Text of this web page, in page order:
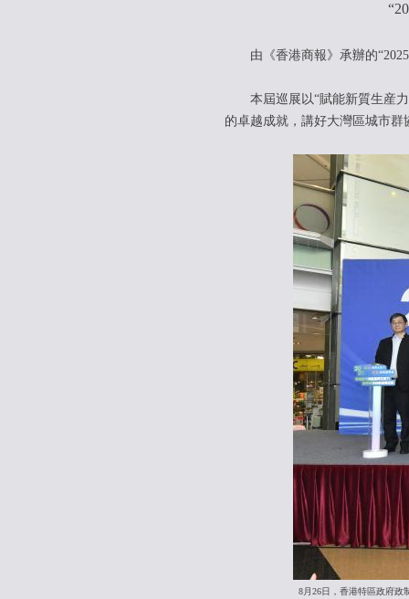
由《香港商報》承辦的
本屆巡展以“賦能新質生産力
的卓越成就，講好大灣區城市群
8月26日，香港特區政府政